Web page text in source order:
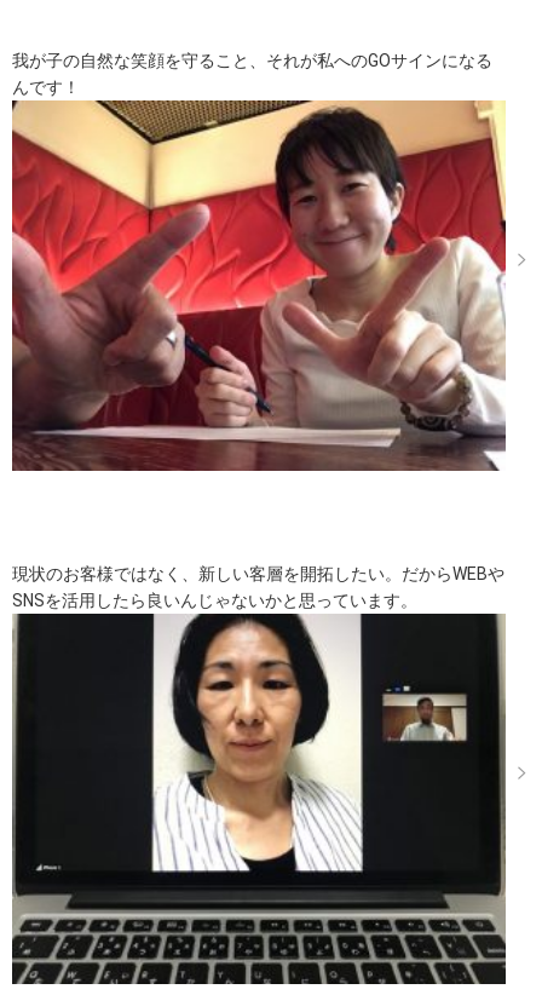
我が子の自然な笑顔を守ること、それが私へのGOサインになる
んです！
現状のお客様ではなく、新しい客層を開拓したい。だからWEBや
SNSを活用したら良いんじゃないかと思っています。